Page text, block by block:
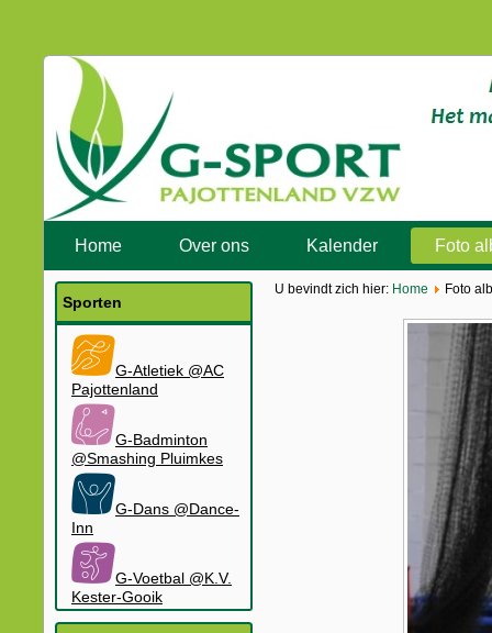
Home Over ons Kalender Foto
Sporten
G-Atletiek @AC
Pajottenland
G-Badminton
@Smashing Pluimkes
G-Dans @Dance-
Inn
G-Voetbal @K.V.
Kester-Gooik
U bevindt zich hier: Home Foto